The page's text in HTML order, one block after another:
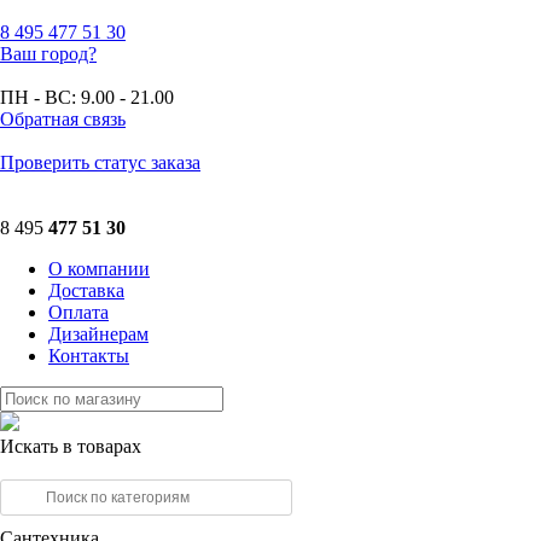
8 495 477 51 30
Ваш город?
ПН - ВС: 9.00 - 21.00
Обратная связь
Проверить статус заказа
8 495 477 51 30
О компании
Доставка
Оплата
Дизайнерам
Контакты
Искать в товарах